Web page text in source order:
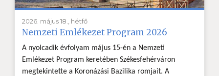
2026. május 18., hétfő
Nemzeti Emlékezet Program 2026
A nyolcadik évfolyam május 15-én a Nemzeti
Emlékezet Program keretében Székesfehérváron
megtekintette a Koronázási Bazilika romjait. A